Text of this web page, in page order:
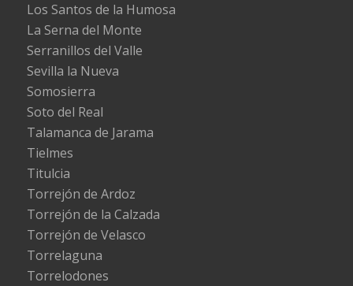
Los Santos de la Humosa
La Serna del Monte
Serranillos del Valle
Sevilla la Nueva
Somosierra
Soto del Real
Talamanca de Jarama
Tielmes
Titulcia
Torrejón de Ardoz
Torrejón de la Calzada
Torrejón de Velasco
Torrelaguna
Torrelodones